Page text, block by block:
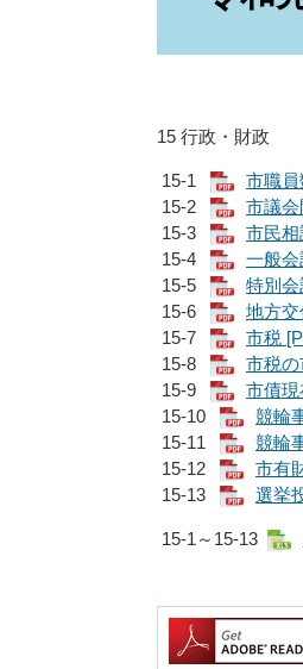
15 行政・財政
15-1
市職
15-2
市議
15-3
市民
15-4
一般
15-5
特別
15-6
地方
15-7
市税
15-8
市税
15-9
市債
15-10
競輪
15-11
競輪
15-12
市有
15-13
選挙
15-1～15-13